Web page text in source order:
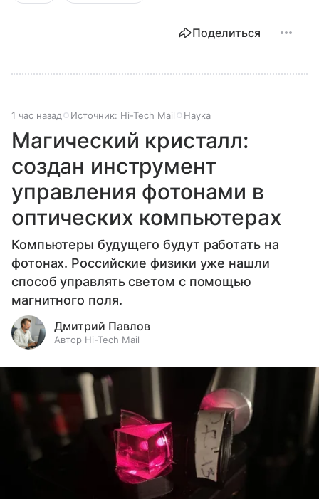
Поделиться
1 час назад Источник: Hi-Tech Mail Наука
Магический кристалл:
создан инструмент
управления фотонами в
оптических компьютерах
Компьютеры будущего будут работать на
фотонах. Российские физики уже нашли
способ управлять светом с помощью
магнитного поля.
Дмитрий Павлов
Автор Hi-Tech Mail